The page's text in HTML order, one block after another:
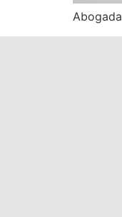
Abogada